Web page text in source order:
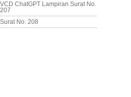
VCD ChatGPT Lampiran Surat No.
207
Surat No. 208